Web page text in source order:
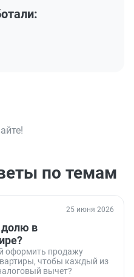
по темам
25 июня 2026
долю в
оформить продажу
чтобы каждый из
вычет?